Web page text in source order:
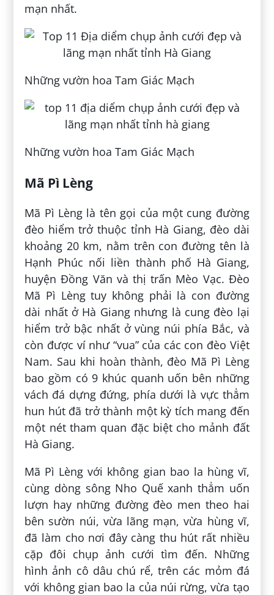
mạn nhất.
Những vườn hoa Tam Giác Mạch
Những vườn hoa Tam Giác Mạch
Mã Pì Lèng
Mã Pì Lèng là tên gọi của một cung đường
đèo hiểm trở thuộc tỉnh Hà Giang, đèo dài
khoảng 20 km, nằm trên con đường tên là
Hạnh Phúc nối liền thành phố Hà Giang,
huyện Đồng Văn và thị trấn Mèo Vạc. Đèo
Mã Pì Lèng tuy không phải là con đường
dài nhất ở Hà Giang nhưng là cung đèo lại
hiểm trở bậc nhất ở vùng núi phía Bắc, và
còn được ví như “vua” của các con đèo Việt
Nam. Sau khi hoàn thành, đèo Mã Pì Lèng
bao gồm có 9 khúc quanh uốn bên những
vách đá dựng đứng, phía dưới là vực thẳm
hun hút đã trở thành một kỳ tích mang đến
một nét tham quan đặc biệt cho mảnh đất
Hà Giang.
Mã Pì Lèng với không gian bao la hùng vĩ,
cùng dòng sông Nho Quế xanh thẳm uốn
lượn hay những đường đèo men theo hai
bên sườn núi, vừa lãng mạn, vừa hùng vĩ,
đã làm cho nơi đây càng thu hút rất nhiều
cặp đôi chụp ảnh cưới tìm đến. Những
hình ảnh cô dâu chú rể, trên các mỏm đá
với không gian bao la của núi rừng, vừa tạo